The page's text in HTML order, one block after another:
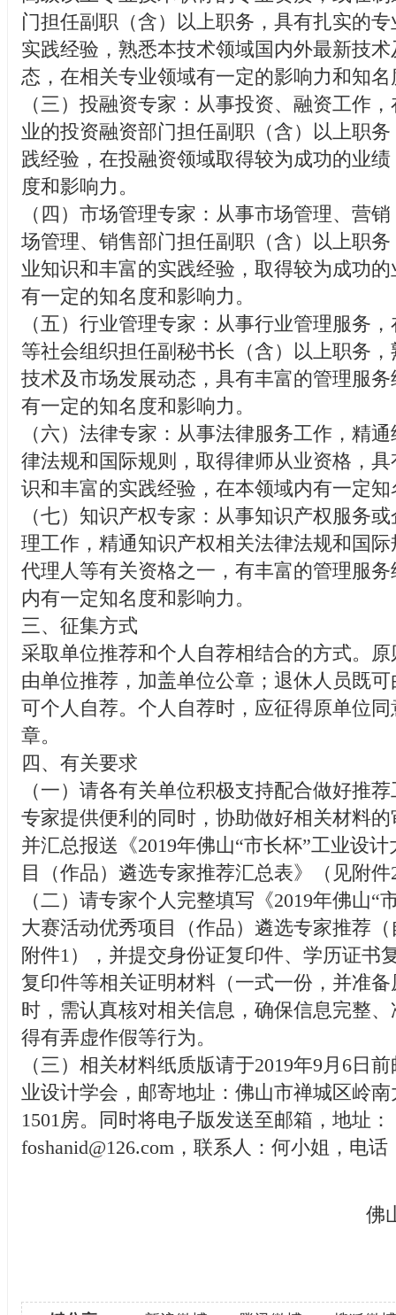
门担任副职（含）以上职务，具有扎实的
实践经验，熟悉本技术领域国内外最新技
态，在相关专业领域有一定的影响力和知名
（三）投融资专家：从事投资、融资工作
业的投资融资部门担任副职（含）以上职
践经验，在投融资领域取得较为成功的业
度和影响力。
（四）市场管理专家：从事市场管理、营
场管理、销售部门担任副职（含）以上职
业知识和丰富的实践经验，取得较为成功
有一定的知名度和影响力。
（五）行业管理专家：从事行业管理服务
等社会组织担任副秘书长（含）以上职务
技术及市场发展动态，具有丰富的管理服
有一定的知名度和影响力。
（六）法律专家：从事法律服务工作，精
律法规和国际规则，取得律师从业资格，
识和丰富的实践经验，在本领域内有一定
（七）知识产权专家：从事知识产权服务
理工作，精通知识产权相关法律法规和国
代理人等有关资格之一，有丰富的管理服
内有一定知名度和影响力。
三、征集方式
采取单位推荐和个人自荐相结合的方式。
由单位推荐，加盖单位公章；退休人员既
可个人自荐。个人自荐时，应征得原单位
章。
四、有关要求
（一）请各有关单位积极支持配合做好推
专家提供便利的同时，协助做好相关材料
并汇总报送《2019年佛山“市长杯”工业设
目（作品）遴选专家推荐汇总表》（见附件
（二）请专家个人完整填写《2019年佛山“
大赛活动优秀项目（作品）遴选专家推荐
附件1），并提交身份证复印件、学历证书
复印件等相关证明材料（一式一份，并准
时，需认真核对相关信息，确保信息完整
得有弄虚作假等行为。
（三）相关材料纸质版请于2019年9月6日
业设计学会，邮寄地址：佛山市禅城区岭南
1501房。同时将电子版发送至邮箱，地址：
foshanid@126.com，联系人：何小姐，电话
佛